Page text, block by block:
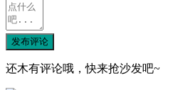
发布评论
还木有评论哦，快来抢沙发吧~